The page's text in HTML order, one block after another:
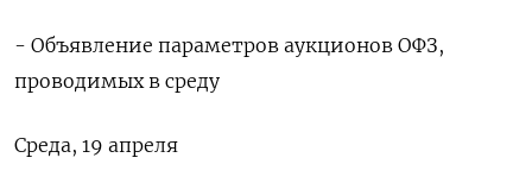
- Объявление параметров аукционов ОФЗ,
проводимых в среду
Среда, 19 апреля